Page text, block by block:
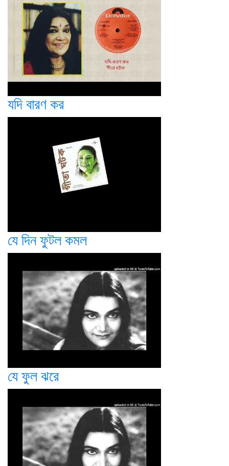
যদি বারণ কর
যে দিন ফুটল কমল
যে ফুল ঝরে